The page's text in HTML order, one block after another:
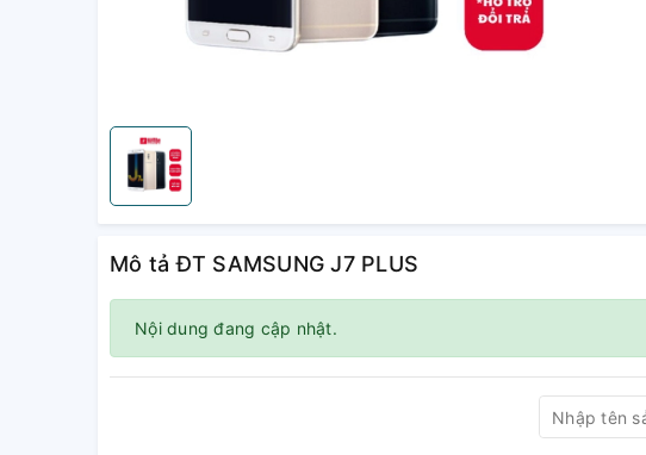
Mô tả ĐT SAMSUNG J7 PLUS
Nội dung đang cập nhật.